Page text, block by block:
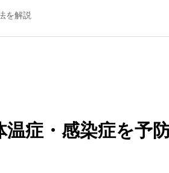
を解説
症・感染症を予